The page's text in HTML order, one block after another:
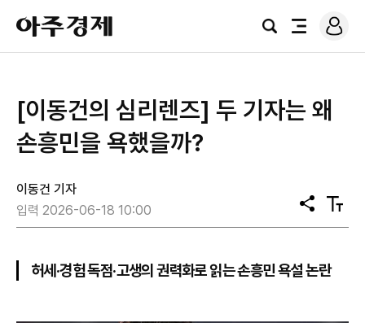
아
주
경
검
전
로
그
[이동건의 심리렌즈] 두 기자는 왜
손흥민을 욕했을까?
이동건 기자
입력 2026-06-18 10:00
공
유
텍
스
허세·경험 독점·고생의 권력화로 읽는 손흥민 욕설 논란